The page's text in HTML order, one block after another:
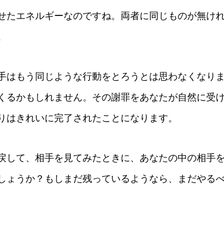
たエネルギーなのですね。両者に同じものが無け
はもう同じような行動をとろうとは思わなくなり
るかもしれません。その謝罪をあなたが自然に受
きれいに完了されたことになります。
して、相手を見てみたときに、あなたの中の相手
ょうか？もしまだ残っているようなら、まだやる